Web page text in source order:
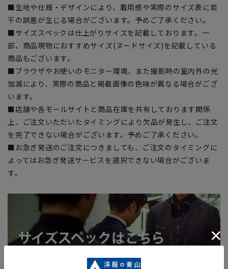
■生地や仕様・デザインにより、着用感や実際のサイズ表に若
干の誤差が生じる場合がございます。予めご了承ください。
■サイズスペックは仕上がりサイズを記載しております。一
部、商品現物におすすめサイズ(ヌードサイズ)を記載している
商品もございます。
■ブラウザやお使いのモニター環境、また撮影時の室内外の光
加減により、実際の商品と掲載画像の色味が異なる場合がござ
います。
■店舗や各モールサイトと商品在庫を共有しております関係
上、ご注文いただいたタイミングにより欠品が発生し、ご注文
を完了できない場合がございます。予めご了承ください。
■お急ぎ発送のご注文につきましても、ご注文のタイミングに
よってはお急ぎ発送サービスを選択できない場合がございま
す。